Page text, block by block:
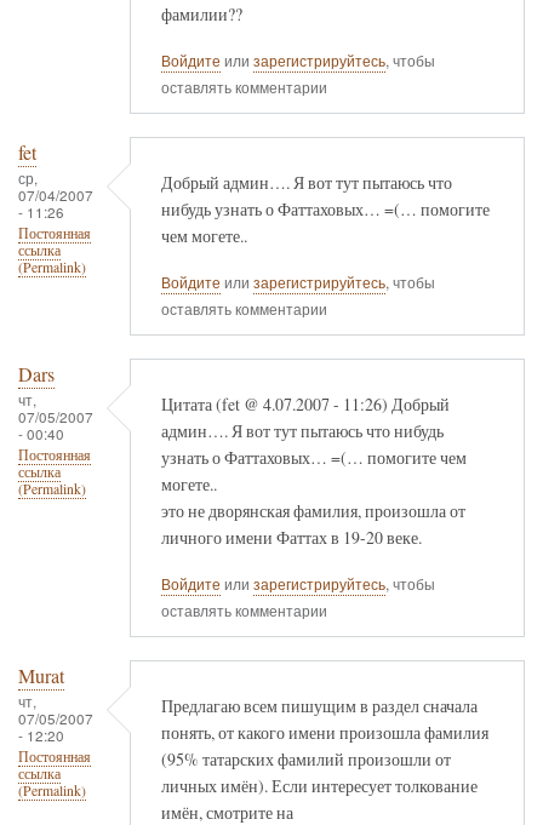
фамилии??
Войдите или зарегистрируйтесь, чтобы
оставлять комментарии
fet
ср,
07/04/2007
- 11:26
Постоянная
ссылка
(Permalink)
Добрый админ…. Я вот тут пытаюсь что
нибудь узнать о Фаттаховых… =(… помогите
чем могете..
Войдите или зарегистрируйтесь, чтобы
оставлять комментарии
Dars
чт,
07/05/2007
- 00:40
Постоянная
ссылка
(Permalink)
Цитата (fet @ 4.07.2007 - 11:26) Добрый
админ…. Я вот тут пытаюсь что нибудь
узнать о Фаттаховых… =(… помогите чем
могете..
это не дворянская фамилия, произошла от
личного имени Фаттах в 19-20 веке.
Войдите или зарегистрируйтесь, чтобы
оставлять комментарии
Murat
чт,
07/05/2007
- 12:20
Постоянная
ссылка
(Permalink)
Предлагаю всем пишущим в раздел сначала
понять, от какого имени произошла фамилия
(95% татарских фамилий произошли от
личных имён). Если интересует толкование
имён, смотрите на